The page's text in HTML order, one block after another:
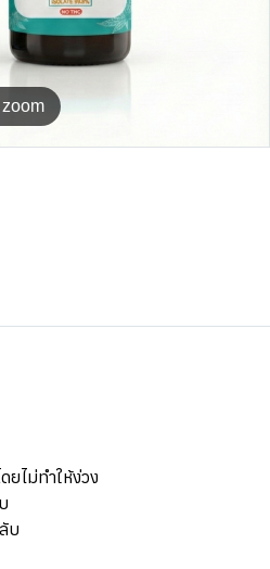
ยไม่ทำให้ง่วง
บ